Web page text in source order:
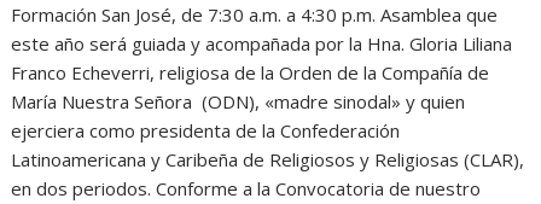
Formación San José, de 7:30 a.m. a 4:30 p.m. Asamblea que
este año será guiada y acompañada por la Hna. Gloria Liliana
Franco Echeverri, religiosa de la Orden de la Compañía de
María Nuestra Señora (ODN), «madre sinodal» y quien
ejerciera como presidenta de la Confederación
Latinoamericana y Caribeña de Religiosos y Religiosas (CLAR),
en dos periodos. Conforme a la Convocatoria de nuestro